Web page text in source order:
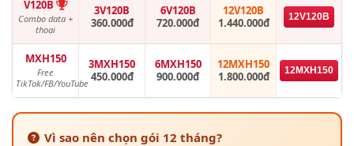
V120B
Combo data +
thoại
3V120B
360.000đ
6V120B
720.000đ
12V120B
1.440.000đ
12V120B
MXH150
Free
TikTok/FB/YouTube
3MXH150
450.000đ
6MXH150
900.000đ
12MXH150
1.800.000đ
12MXH150
Vì sao nên chọn gói 12 tháng?